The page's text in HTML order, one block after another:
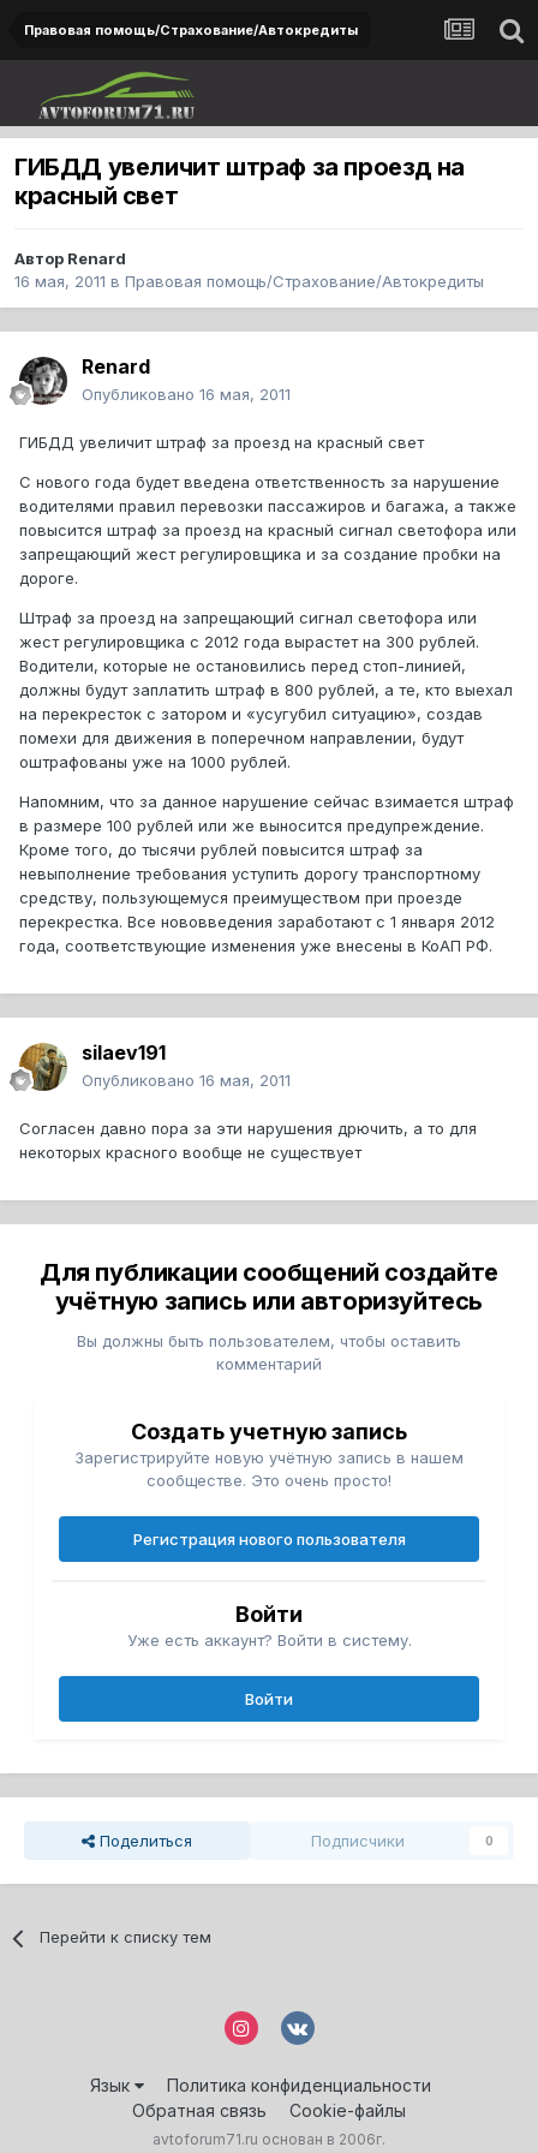
Правовая помощь/Страхование/Автокредиты
ГИБДД увеличит штраф за проезд на
красный свет
Автор Renard
16 мая, 2011 в Правовая помощь/Страхование/Автокредиты
Renard
Опубликовано 16 мая, 2011
ГИБДД увеличит штраф за проезд на красный свет
С нового года будет введена ответственность за нарушение
водителями правил перевозки пассажиров и багажа, а также
повысится штраф за проезд на красный сигнал светофора или
запрещающий жест регулировщика и за создание пробки на
дороге.
Штраф за проезд на запрещающий сигнал светофора или
жест регулировщика с 2012 года вырастет на 300 рублей.
Водители, которые не остановились перед стоп-линией,
должны будут заплатить штраф в 800 рублей, а те, кто выехал
на перекресток с затором и «усугубил ситуацию», создав
помехи для движения в поперечном направлении, будут
оштрафованы уже на 1000 рублей.
Напомним, что за данное нарушение сейчас взимается штраф
в размере 100 рублей или же выносится предупреждение.
Кроме того, до тысячи рублей повысится штраф за
невыполнение требования уступить дорогу транспортному
средству, пользующемуся преимуществом при проезде
перекрестка. Все нововведения заработают с 1 января 2012
года, соответствующие изменения уже внесены в КоАП РФ.
silaev191
Опубликовано 16 мая, 2011
Cогласен давно пора за эти нарушения дрючить, а то для
некоторых красного вообще не существует
Для публикации сообщений создайте
учётную запись или авторизуйтесь
Вы должны быть пользователем, чтобы оставить
комментарий
Создать учетную запись
Зарегистрируйте новую учётную запись в нашем
сообществе. Это очень просто!
Регистрация нового пользователя
Войти
Уже есть аккаунт? Войти в систему.
Войти
Поделиться Подписчики 0
Перейти к списку тем
Язык
Политика конфиденциальности
Обратная связь
Cookie-файлы
avtoforum71.ru основан в 2006г.